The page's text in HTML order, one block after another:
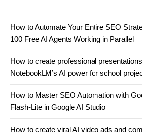
How to Automate Your Entire SEO
100 Free AI Agents Working in Parallel
How to create professional
NotebookLM’s AI power for school
How to Master SEO Automation with
Flash-Lite in Google AI Studio
How to create viral AI video ads and